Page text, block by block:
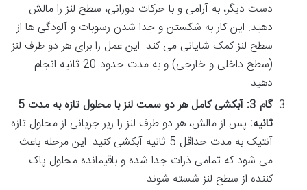
دست دیگر، به آرامی و با حرکات دورانی، سطح لنز را مالش
دهید. این کار به شکستن و جدا شدن رسوبات و آلودگی ها از
سطح لنز کمک شایانی می کند. این عمل را برای هر دو طرف لنز
(سطح داخلی و خارجی) و به مدت حدود 20 ثانیه انجام
دهید.
گام 3: آبکشی کامل هر دو سمت لنز با محلول تازه به مدت 5
ثانیه: پس از مالش، هر دو طرف لنز را زیر جریانی از محلول تازه
آنتیک به مدت حداقل 5 ثانیه آبکشی کنید. این مرحله باعث
می شود که تمامی ذرات جدا شده و باقیمانده محلول پاک
کننده از سطح لنز شسته شوند.